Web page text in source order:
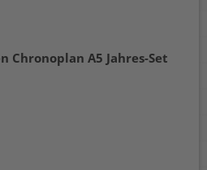
Chronoplan A5 Jahres-Set